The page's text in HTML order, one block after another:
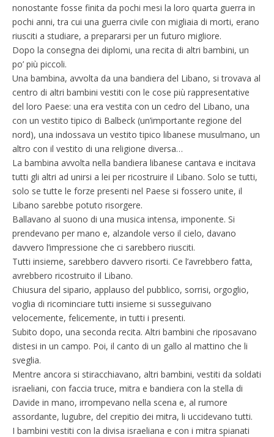
nonostante fosse finita da pochi mesi la loro quarta guerra in
pochi anni, tra cui una guerra civile con migliaia di morti, erano
riusciti a studiare, a prepararsi per un futuro migliore.
Dopo la consegna dei diplomi, una recita di altri bambini, un
po’ più piccoli.
Una bambina, avvolta da una bandiera del Libano, si trovava al
centro di altri bambini vestiti con le cose più rappresentative
del loro Paese: una era vestita con un cedro del Libano, una
con un vestito tipico di Balbeck (un’importante regione del
nord), una indossava un vestito tipico libanese musulmano, un
altro con il vestito di una religione diversa…
La bambina avvolta nella bandiera libanese cantava e incitava
tutti gli altri ad unirsi a lei per ricostruire il Libano. Solo se tutti,
solo se tutte le forze presenti nel Paese si fossero unite, il
Libano sarebbe potuto risorgere.
Ballavano al suono di una musica intensa, imponente. Si
prendevano per mano e, alzandole verso il cielo, davano
davvero l’impressione che ci sarebbero riusciti.
Tutti insieme, sarebbero davvero risorti. Ce l’avrebbero fatta,
avrebbero ricostruito il Libano.
Chiusura del sipario, applauso del pubblico, sorrisi, orgoglio,
voglia di ricominciare tutti insieme si susseguivano
velocemente, felicemente, in tutti i presenti.
Subito dopo, una seconda recita. Altri bambini che riposavano
distesi in un campo. Poi, il canto di un gallo al mattino che li
sveglia.
Mentre ancora si stiracchiavano, altri bambini, vestiti da soldati
israeliani, con faccia truce, mitra e bandiera con la stella di
Davide in mano, irrompevano nella scena e, al rumore
assordante, lugubre, del crepitio dei mitra, li uccidevano tutti.
I bambini vestiti con la divisa israeliana e con i mitra spianati